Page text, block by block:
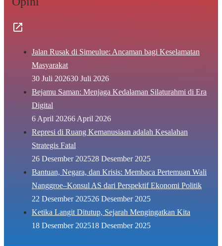
Jalan Rusak di Simeulue: Ancaman bagi Keselamatan
Masyarakat
30 Juli 202630 Juli 2026
Bejamu Saman: Menjaga Kedalaman Silaturahmi di Era
Digital
6 April 20266 April 2026
Represi di Ruang Kemanusiaan adalah Kesalahan
Strategis Fatal
26 Desember 202528 Desember 2025
Bantuan, Negara, dan Krisis: Membaca Pertemuan Wali
Nanggroe–Konsul AS dari Perspektif Ekonomi Politik
22 Desember 202526 Desember 2025
Ketika Langit Ditutup, Sejarah Mengingatkan Kita
18 Desember 202518 Desember 2025